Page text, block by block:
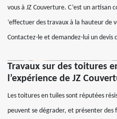
vous à JZ Couverture. C’est un artisan
‘effectuer des travaux à la hauteur de
Contactez-le et demandez-lui un
Travaux sur des toitures
l’expérience de JZ
Les toitures en tuiles sont réputées
peuvent se dégrader, et présenter des